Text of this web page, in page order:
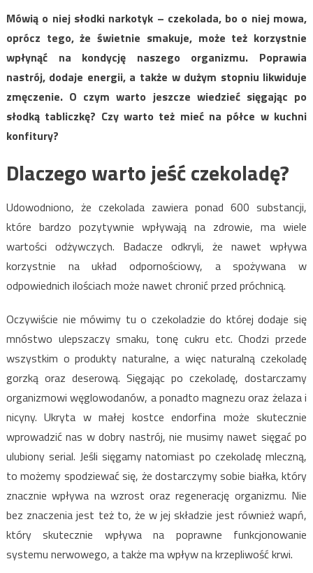
Mówią o niej słodki narkotyk – czekolada, bo o niej mowa,
oprócz tego, że świetnie smakuje, może też korzystnie
wpłynąć na kondycję naszego organizmu. Poprawia
nastrój, dodaje energii, a także w dużym stopniu likwiduje
zmęczenie. O czym warto jeszcze wiedzieć sięgając po
słodką tabliczkę? Czy warto też mieć na półce w kuchni
konfitury?
Dlaczego warto jeść czekoladę?
Udowodniono, że czekolada zawiera ponad 600 substancji,
które bardzo pozytywnie wpływają na zdrowie, ma wiele
wartości odżywczych. Badacze odkryli, że nawet wpływa
korzystnie na układ odpornościowy, a spożywana w
odpowiednich ilościach może nawet chronić przed próchnicą.
Oczywiście nie mówimy tu o czekoladzie do której dodaje się
mnóstwo ulepszaczy smaku, tonę cukru etc. Chodzi przede
wszystkim o produkty naturalne, a więc naturalną czekoladę
gorzką oraz deserową. Sięgając po czekoladę, dostarczamy
organizmowi węglowodanów, a ponadto magnezu oraz żelaza i
nicyny. Ukryta w małej kostce endorfina może skutecznie
wprowadzić nas w dobry nastrój, nie musimy nawet sięgać po
ulubiony serial. Jeśli sięgamy natomiast po czekoladę mleczną,
to możemy spodziewać się, że dostarczymy sobie białka, który
znacznie wpływa na wzrost oraz regenerację organizmu. Nie
bez znaczenia jest też to, że w jej składzie jest również wapń,
który skutecznie wpływa na poprawne funkcjonowanie
systemu nerwowego, a także ma wpływ na krzepliwość krwi.